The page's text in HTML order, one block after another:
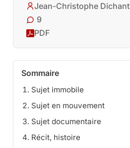
Jean-Christophe Dichant
9
PDF
Sommaire
Sujet immobile
Sujet en mouvement
Sujet documentaire
Récit, histoire